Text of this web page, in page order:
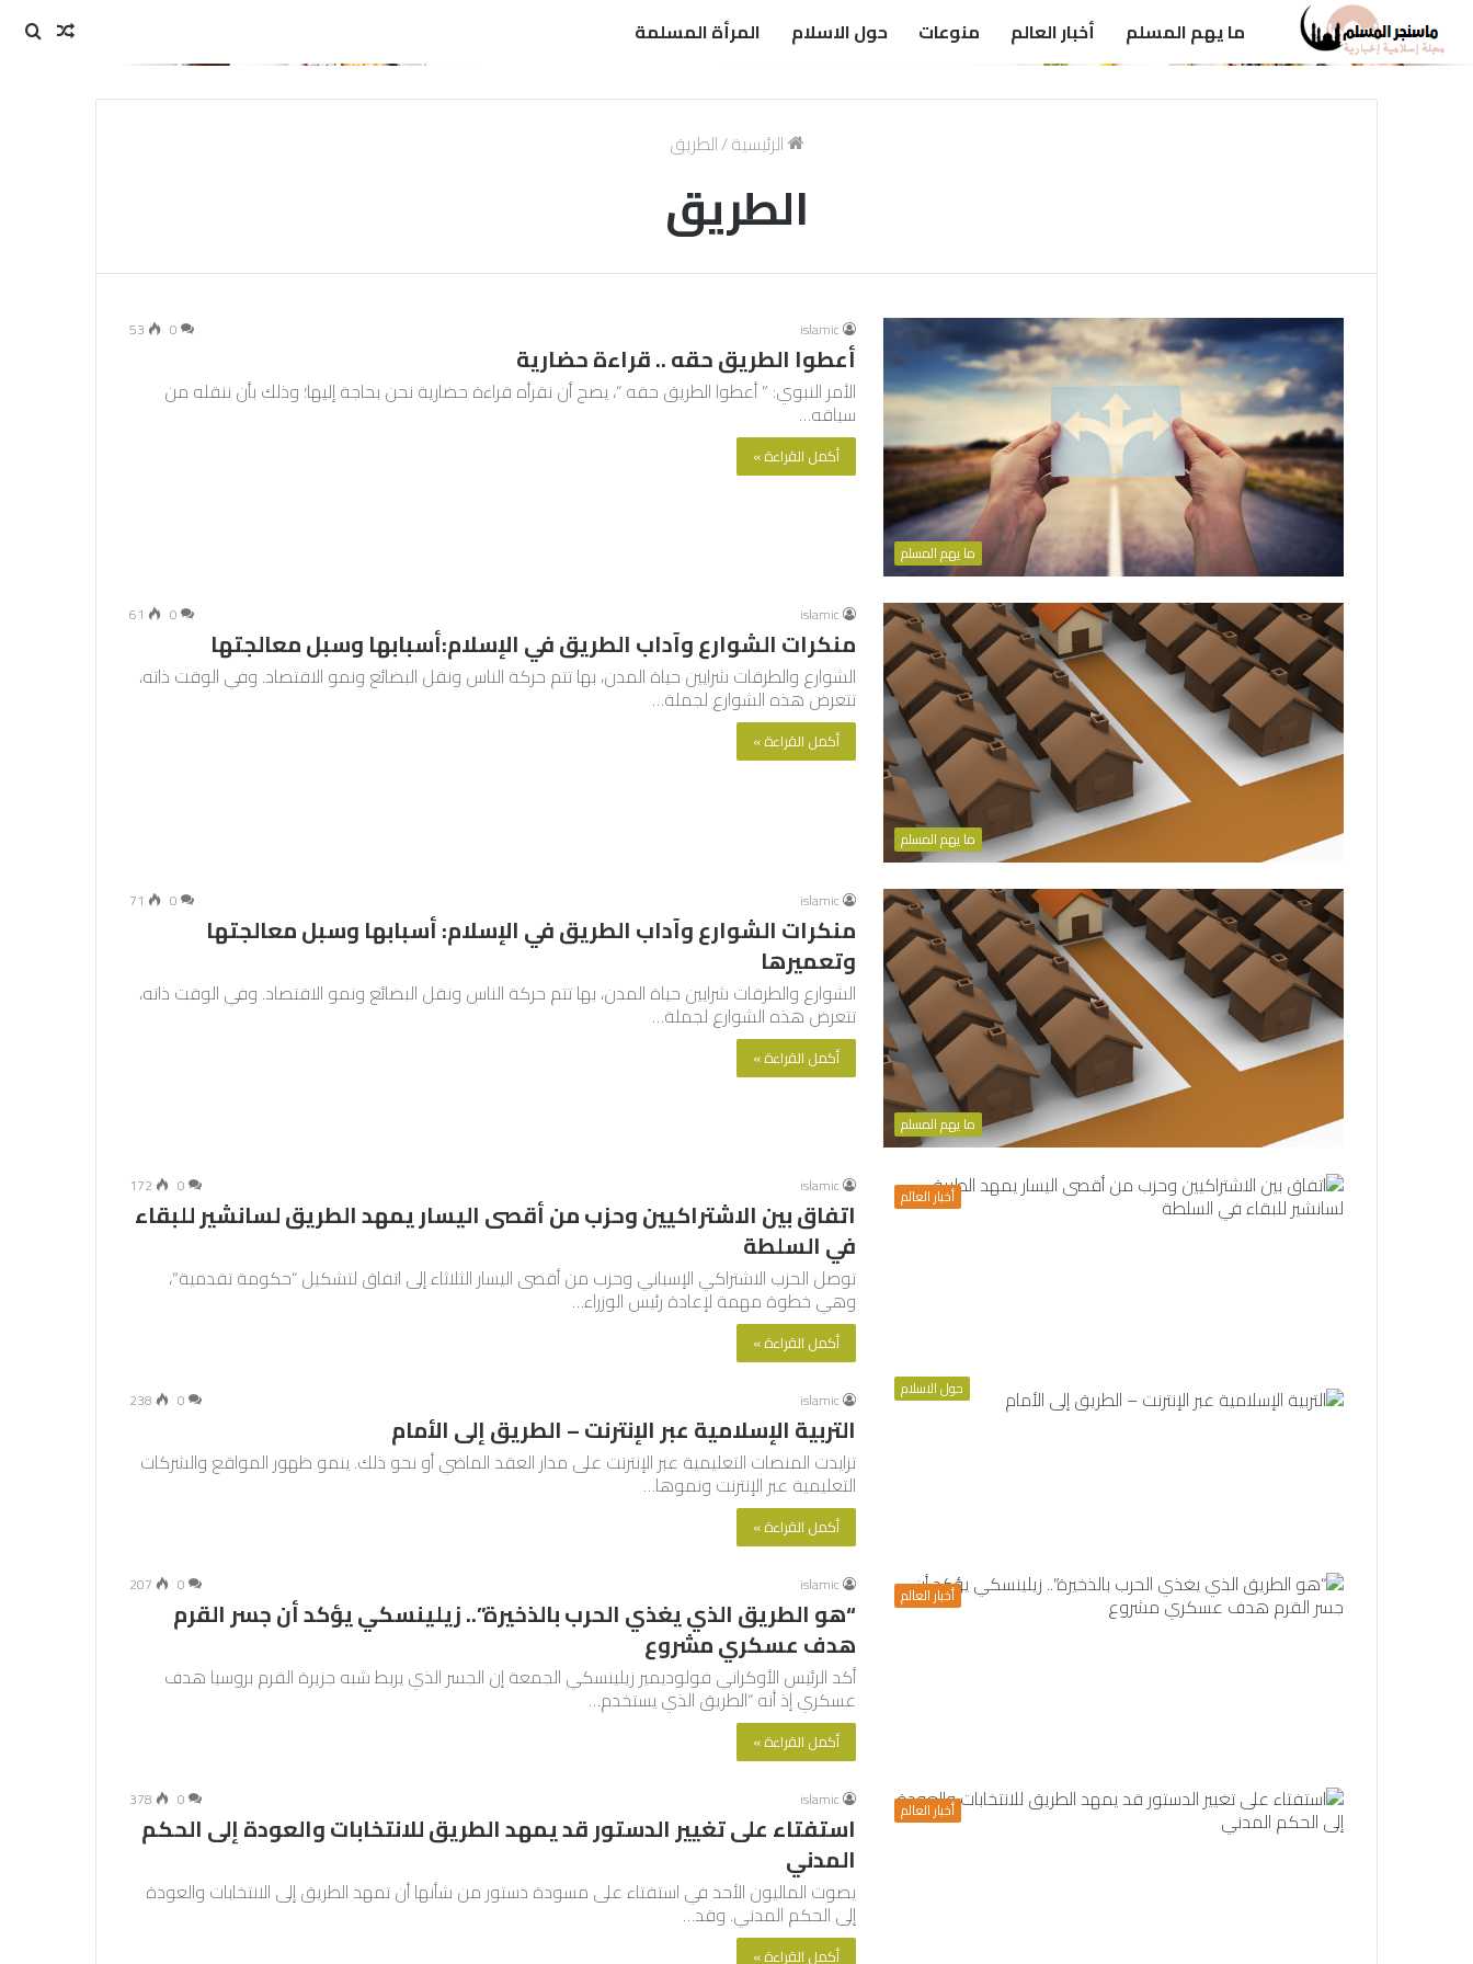
ما يهم المسلم أخبار العالم منوعات حول الاسلام المرأة المسلمة
مقال
الرئيسية/الطريق
الطريق
ما يهم المسلم
islamic
0
53
أعطوا الطريق حقه .. قراءة حضارية
الأمر النبوي: ” أعطوا الطريق حقه “، يصح أن نقرأه قراءة حضارية نحن بحاجة إليها؛ وذلك بأن ننقله من
سياقه…
أكمل القراءة »
ما يهم المسلم
islamic
0
61
منكرات الشوارع وآداب الطريق في الإسلام:أسبابها وسبل معالجتها
الشوارع والطرقات شرايين حياة المدن، بها تتم حركة الناس ونقل البضائع ونمو الاقتصاد. وفي الوقت ذاته،
تتعرض هذه الشوارع لجملة…
أكمل القراءة »
ما يهم المسلم
islamic
0
71
منكرات الشوارع وآداب الطريق في الإسلام: أسبابها وسبل معالجتها
وتعميرها
الشوارع والطرقات شرايين حياة المدن، بها تتم حركة الناس ونقل البضائع ونمو الاقتصاد. وفي الوقت ذاته،
تتعرض هذه الشوارع لجملة…
أكمل القراءة »
أخبار العالم islamic
0
172
اتفاق بين الاشتراكيين وحزب من أقصى اليسار يمهد الطريق لسانشير للبقاء
في السلطة
توصل الحزب الاشتراكي الإسباني وحزب من أقصى اليسار الثلاثاء إلى اتفاق لتشكيل “حكومة تقدمية”،
وهي خطوة مهمة لإعادة رئيس الوزراء…
أكمل القراءة »
حول الاسلام islamic
0
238
التربية الإسلامية عبر الإنترنت – الطريق إلى الأمام
تزايدت المنصات التعليمية عبر الإنترنت على مدار العقد الماضي أو نحو ذلك. ينمو ظهور المواقع والشركات
التعليمية عبر الإنترنت ونموها…
أكمل القراءة »
أخبار العالم islamic
0
207
“هو الطريق الذي يغذي الحرب بالذخيرة”.. زيلينسكي يؤكد أن جسر القرم
هدف عسكري مشروع
أكد الرئيس الأوكراني فولوديمير زيلينسكي الجمعة إن الجسر الذي يربط شبه جزيرة القرم بروسيا هدف
عسكري إذ أنه “الطريق الذي يستخدم…
أكمل القراءة »
أخبار العالم islamic
0
378
استفتاء على تغيير الدستور قد يمهد الطريق للانتخابات والعودة إلى الحكم
المدني
يصوت الماليون الأحد في استفتاء على مسودة دستور من شأنها أن تمهد الطريق إلى الانتخابات والعودة
إلى الحكم المدني. وقد…
أكمل القراءة »